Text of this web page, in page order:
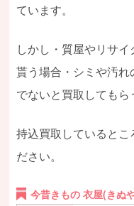
ています。
しかし・質屋やリサ
貰う場合・シミや汚
でないと買取してもら
持込買取しているとこ
ださい。
今昔きもの 衣屋(きぬ